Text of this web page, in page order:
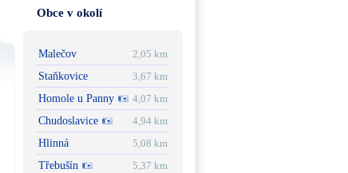
Obce v okolí
Malečov
2,05 km
Staňkovice
3,67 km
Homole u Panny
4,07 km
Chudoslavice
4,94 km
Hlinná
5,08 km
Třebušín
5,37 km